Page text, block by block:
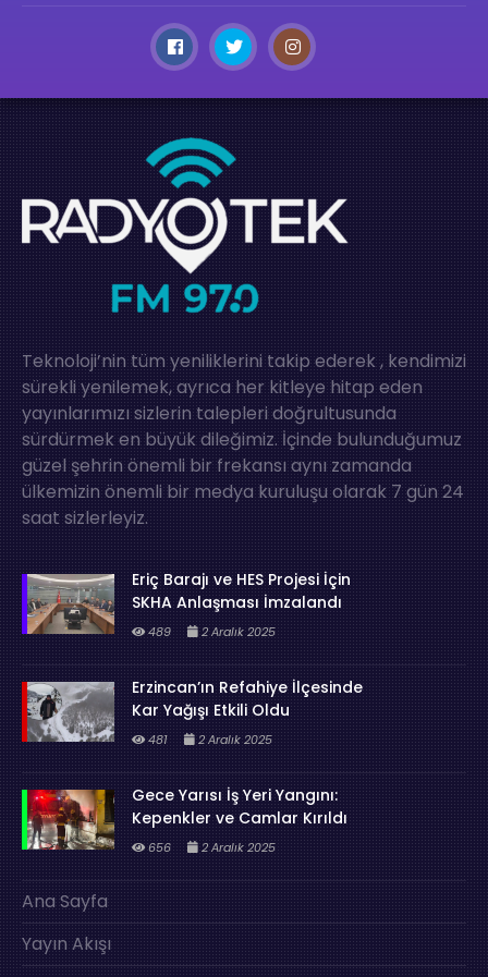
Teknoloji’nin tüm yeniliklerini takip ederek , kendimizi
sürekli yenilemek, ayrıca her kitleye hitap eden
yayınlarımızı sizlerin talepleri doğrultusunda
sürdürmek en büyük dileğimiz. İçinde bulunduğumuz
güzel şehrin önemli bir frekansı aynı zamanda
ülkemizin önemli bir medya kuruluşu olarak 7 gün 24
saat sizlerleyiz.
Eriç Barajı ve HES Projesi İçin
SKHA Anlaşması İmzalandı
489 2 Aralık 2025
Erzincan’ın Refahiye İlçesinde
Kar Yağışı Etkili Oldu
481 2 Aralık 2025
Gece Yarısı İş Yeri Yangını:
Kepenkler ve Camlar Kırıldı
656 2 Aralık 2025
Ana Sayfa
Yayın Akışı